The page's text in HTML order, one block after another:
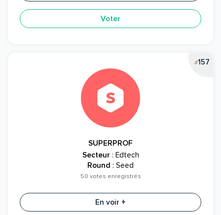
Voter
#157
SUPERPROF
Secteur : Edtech
Round : Seed
50 votes enregistrés
En voir +